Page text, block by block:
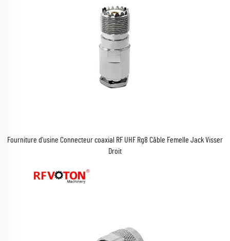
Fourniture d'usine Connecteur coaxial RF UHF Rg8 Câble Femelle Jack Visser
Droit